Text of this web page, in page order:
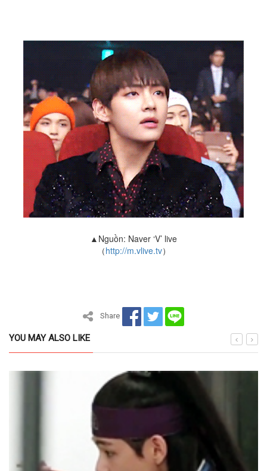
▲Nguồn: Naver ‘V’ live
（http://m.vlive.tv）
Share
YOU MAY ALSO LIKE